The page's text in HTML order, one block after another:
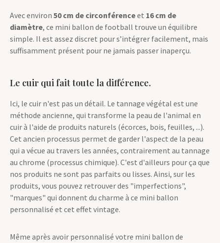
Avec environ 50 cm de circonférenceet 16 cm de
diamètre, ce mini ballon de football trouve un équilibre
simple. Il est assez discret pour s’intégrer facilement, mais
suffisamment présent pour ne jamais passer inaperçu.
Le cuir qui fait toute la différence.
Ici, le cuir n'est pas un détail. Le tannage végétal est une
méthode ancienne, qui transforme la peau de l'animal en
cuir à l'aide de produits naturels (écorces, bois, feuilles, ...).
Cet ancien processus permet de garder l'aspect de la peau
qui a vécue au travers les années, contrairement au tannage
au chrome (processus chimique). C'est d'ailleurs pour ça que
nos produits ne sont pas parfaits ou lisses. Ainsi, sur les
produits, vous pouvez retrouver des "imperfections",
"marques" qui donnent du charme à ce mini ballon
personnalisé et cet effet vintage.
Même après avoir personnalisé votre mini ballon de